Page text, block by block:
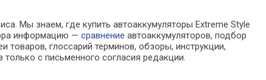
Мы знаем, где купить автоаккумуляторы Extreme Style
информацию —сравнение автоаккумуляторов, подбор
товаров, глоссарий терминов, обзоры, инструкции,
с письменного согласия редакции.